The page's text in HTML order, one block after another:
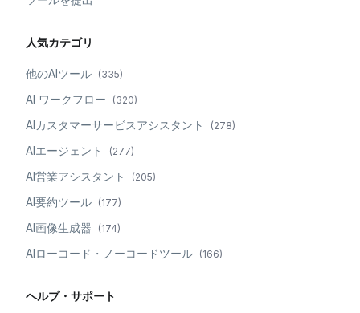
人気カテゴリ
他のAIツール (335)
AI ワークフロー (320)
AIカスタマーサービスアシスタント (278)
AIエージェント (277)
AI営業アシスタント (205)
AI要約ツール (177)
AI画像生成器 (174)
AIローコード・ノーコードツール (166)
ヘルプ・サポート